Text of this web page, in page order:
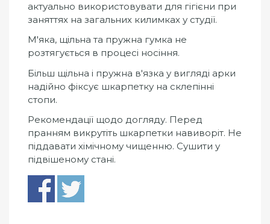
актуально використовувати для гігієни при
заняттях на загальних килимках у студії.
М'яка, щільна та пружна гумка не
розтягується в процесі носіння.
Більш щільна і пружна в'язка у вигляді арки
надійно фіксує шкарпетку на склепінні
стопи.
Рекомендації щодо догляду. Перед
пранням викрутіть шкарпетки навиворіт. Не
піддавати хімічному чищенню. Сушити у
підвішеному стані.